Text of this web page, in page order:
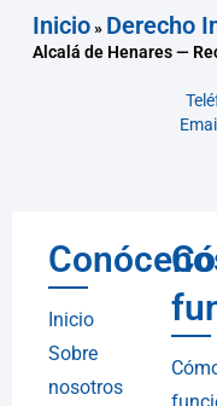
Inicio» Derecho
Alcalá de Henares —
Inicio
Sobre
nosotros